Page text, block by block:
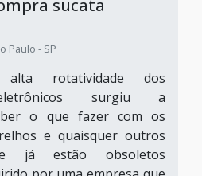
sucata
Paulo - SP
rotatividade dos
surgiu a
o que fazer com os
e quaisquer outros
já estão obsoletos